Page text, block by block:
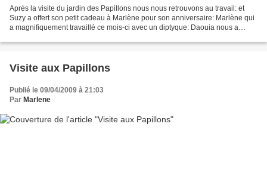
Après la visite du jardin des Papillons nous nous retrouvons au travail: et
Suzy a offert son petit cadeau à Marlène pour son anniversaire: Marlène qui
a magnifiquement travaillé ce mois-ci avec un diptyque: Daouia nous a
Visite aux Papillons
Publié le 09/04/2009 à 21:03
Par Marlene